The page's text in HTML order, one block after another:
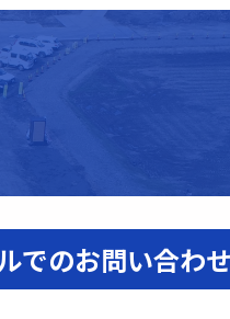
でのお問い合わせ